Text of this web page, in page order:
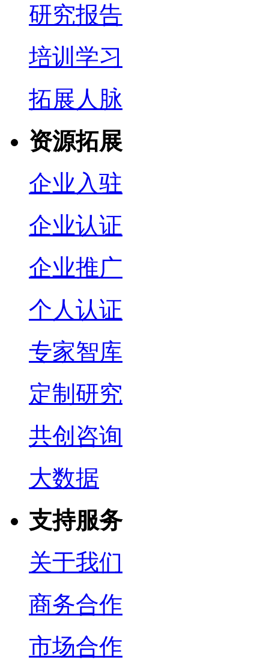
研究报告
培训学习
拓展人脉
资源拓展
企业入驻
企业认证
企业推广
个人认证
专家智库
定制研究
共创咨询
大数据
支持服务
关于我们
商务合作
市场合作